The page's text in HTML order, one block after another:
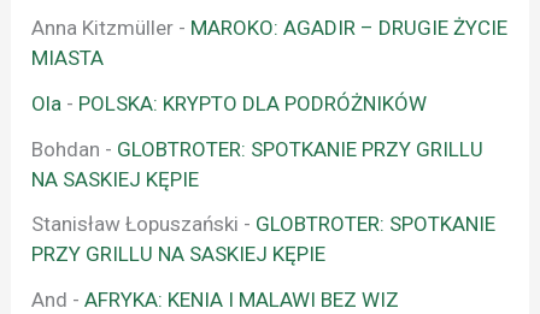
Anna Kitzmüller - MAROKO: AGADIR – DRUGIE ŻYCIE
MIASTA
Ola - POLSKA: KRYPTO DLA PODRÓŻNIKÓW
Bohdan - GLOBTROTER: SPOTKANIE PRZY GRILLU
NA SASKIEJ KĘPIE
Stanisław Łopuszański - GLOBTROTER: SPOTKANIE
PRZY GRILLU NA SASKIEJ KĘPIE
And -AFRYKA: KENIA I MALAWI BEZ WIZ